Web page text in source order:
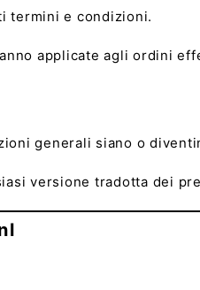
termini e condizioni.
applicate agli ordini
generali siano o
versione tradotta dei